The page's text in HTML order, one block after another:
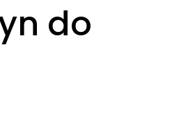
do